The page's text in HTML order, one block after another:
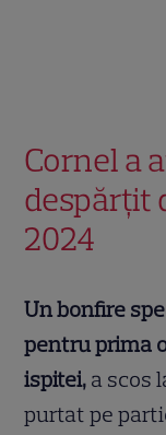
Cornel a
despărțit
2024
Un bonfire
pentru prima
ispitei, a scos
purtat pe